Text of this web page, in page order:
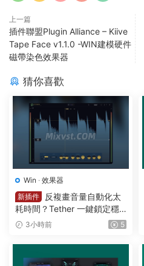
上一篇
插件聯盟Plugin Alliance – Kiive
Tape Face v1.1.0 -WIN建模硬件
磁帶染色效果器
猜你喜歡
Win · 效果器
新插件
反複畫音量自動化太
耗時間？Tether 一鍵鎖定穩
定響度1可視化智能電平均衡
ones – Tether v 1.2.1 WIN
3小時前 5